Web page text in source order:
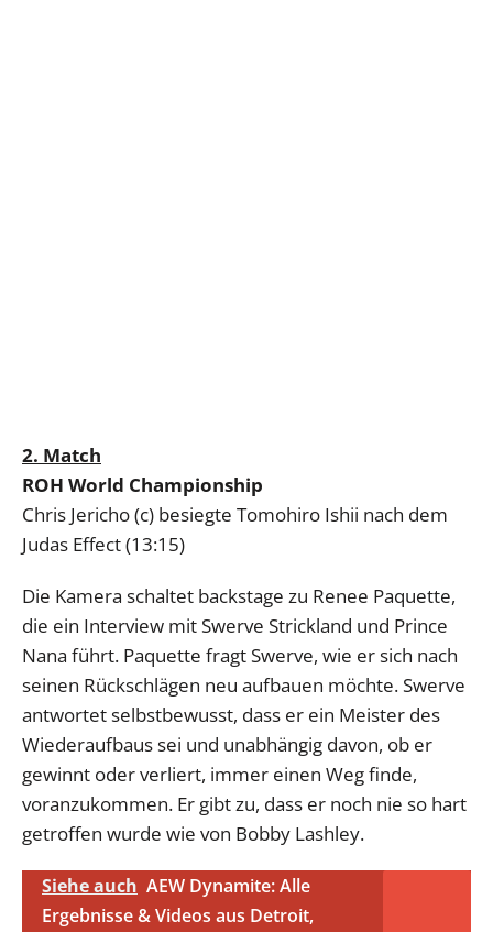
2. Match
ROH World Championship
Chris Jericho (c) besiegte Tomohiro Ishii nach dem
Judas Effect (13:15)
Die Kamera schaltet backstage zu Renee Paquette,
die ein Interview mit Swerve Strickland und Prince
Nana führt. Paquette fragt Swerve, wie er sich nach
seinen Rückschlägen neu aufbauen möchte. Swerve
antwortet selbstbewusst, dass er ein Meister des
Wiederaufbaus sei und unabhängig davon, ob er
gewinnt oder verliert, immer einen Weg finde,
voranzukommen. Er gibt zu, dass er noch nie so hart
getroffen wurde wie von Bobby Lashley.
Siehe auch AEW Dynamite: Alle
Ergebnisse & Videos aus Detroit,